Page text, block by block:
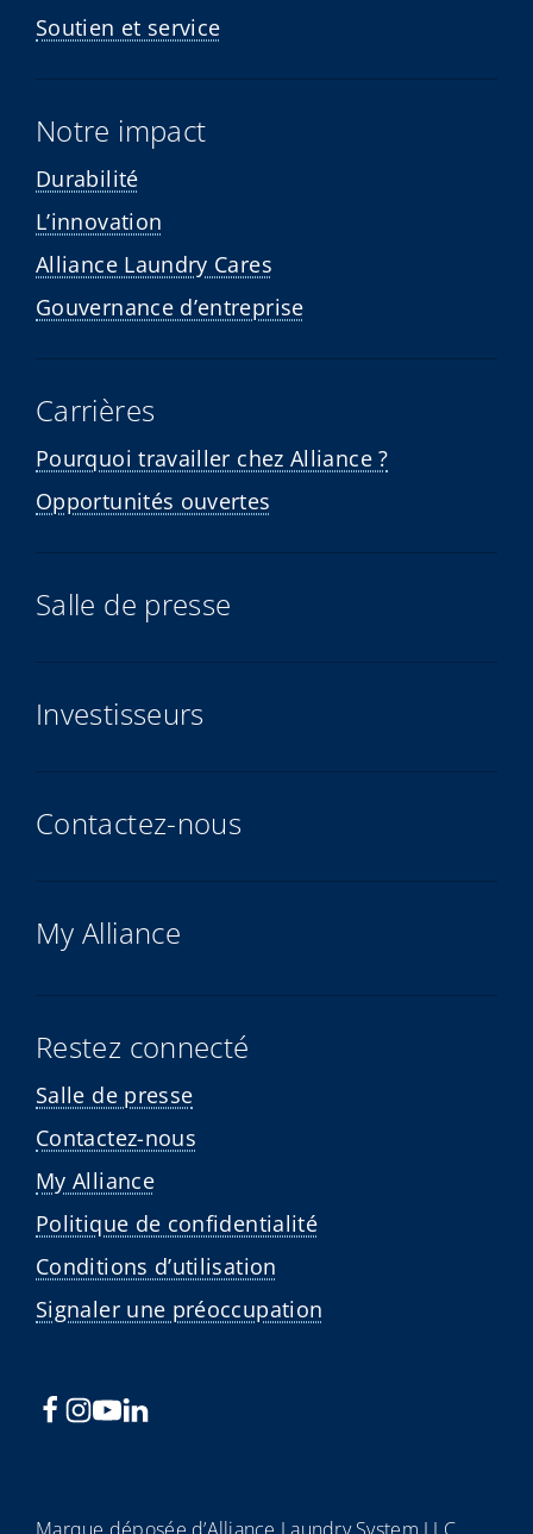
Soutien et service
Notre impact
Durabilité
L’innovation
Alliance Laundry Cares
Gouvernance d’entreprise
Carrières
Pourquoi travailler chez Alliance ?
Opportunités ouvertes
Salle de presse
Investisseurs
Contactez-nous
My Alliance
Restez connecté
Salle de presse
Contactez-nous
My Alliance
Politique de confidentialité
Conditions d’utilisation
Signaler une préoccupation
Marque déposée d’Alliance Laundry System LLC